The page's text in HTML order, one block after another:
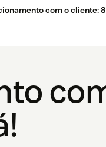
com o cliente: